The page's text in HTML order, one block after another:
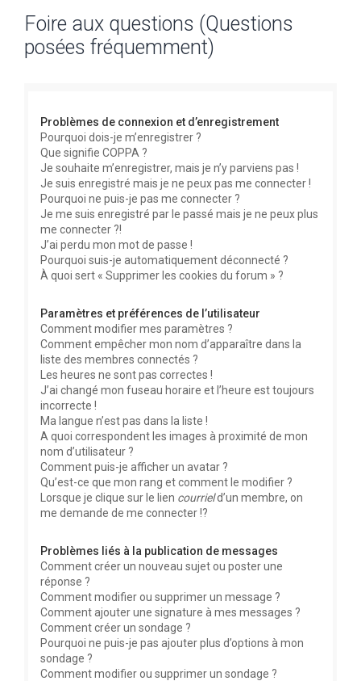
Foire aux questions (Questions
posées fréquemment)
Problèmes de connexion et d’enregistrement
Pourquoi dois-je m’enregistrer ?
Que signifie COPPA ?
Je souhaite m’enregistrer, mais je n’y parviens pas !
Je suis enregistré mais je ne peux pas me connecter !
Pourquoi ne puis-je pas me connecter ?
Je me suis enregistré par le passé mais je ne peux plus
me connecter ?!
J’ai perdu mon mot de passe !
Pourquoi suis-je automatiquement déconnecté ?
À quoi sert « Supprimer les cookies du forum » ?
Paramètres et préférences de l’utilisateur
Comment modifier mes paramètres ?
Comment empêcher mon nom d’apparaître dans la
liste des membres connectés ?
Les heures ne sont pas correctes !
J’ai changé mon fuseau horaire et l’heure est toujours
incorrecte !
Ma langue n’est pas dans la liste !
A quoi correspondent les images à proximité de mon
nom d’utilisateur ?
Comment puis-je afficher un avatar ?
Qu’est-ce que mon rang et comment le modifier ?
Lorsque je clique sur le lien courrield’un membre, on
me demande de me connecter !?
Problèmes liés à la publication de messages
Comment créer un nouveau sujet ou poster une
réponse ?
Comment modifier ou supprimer un message ?
Comment ajouter une signature à mes messages ?
Comment créer un sondage ?
Pourquoi ne puis-je pas ajouter plus d’options à mon
sondage ?
Comment modifier ou supprimer un sondage ?